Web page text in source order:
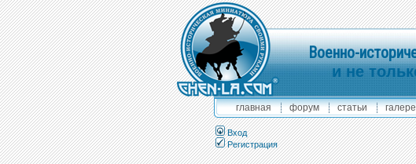
Военно-
и не
главная форум статьи
Вход
Регистрация